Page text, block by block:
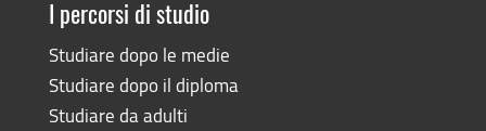
I percorsi di studio
Studiare dopo le medie
Studiare dopo il diploma
Studiare da adulti